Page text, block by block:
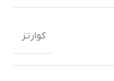
کوارتز